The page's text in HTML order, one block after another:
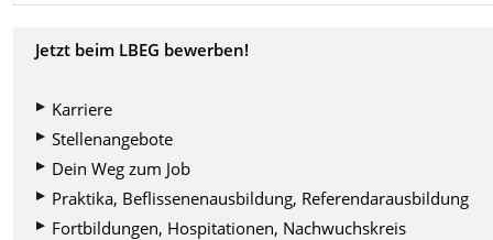
Jetzt beim LBEG bewerben!
Karriere
Stellenangebote
Dein Weg zum Job
Praktika, Beflissenenausbildung, Referendarausbildung
Fortbildungen, Hospitationen, Nachwuchskreis